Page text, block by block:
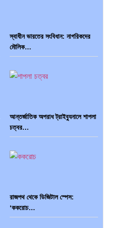
পূর্ব ইউরোপ বনাম তুরস্ক: শত…
স্বাধীন ভারতের সংবিধান: নাগরিকদের
মৌলিক…
আন্তর্জাতিক অপরাধ ট্রাইব্যুনালে শাপলা
চত্বর…
রাজপথ থেকে ডিজিটাল স্পেস:
‘ককরোচ…